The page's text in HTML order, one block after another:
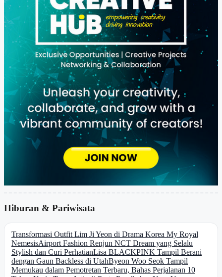
Hiburan & Pariwisata
Transformasi Outfit Lim Ji Yeon di Drama Korea My Royal
NemesisAirport Fashion Renjun NCT Dream yang Selalu
Stylish dan Curi PerhatianLisa BLACKPINK Tampil Berani
dengan Gaun Backless di UtahByeon Woo Seok Tampil
Memukau dalam Pemotretan Terbaru, Bahas Perjalanan 10